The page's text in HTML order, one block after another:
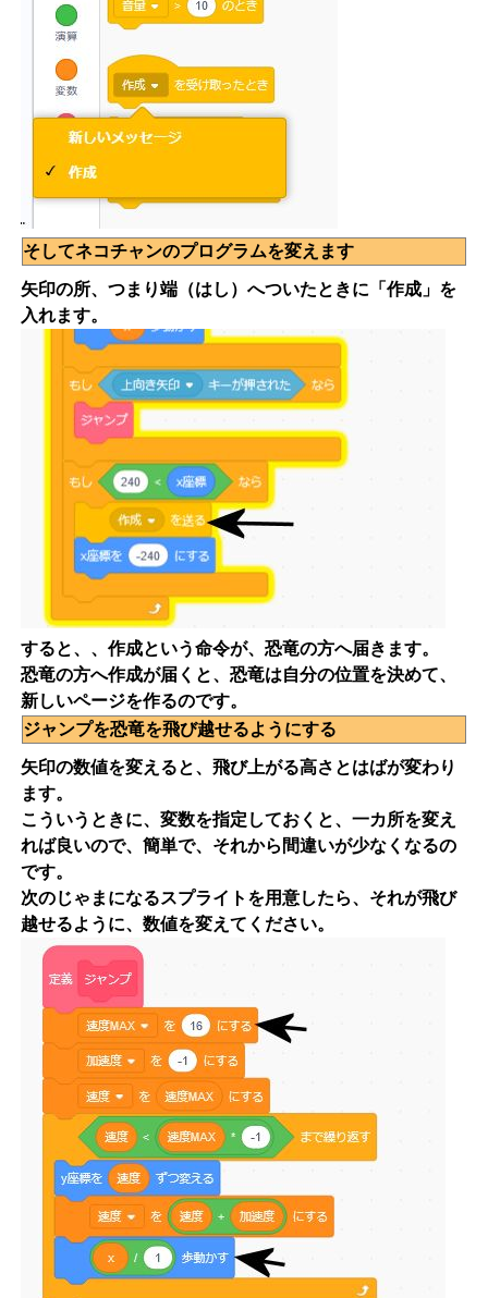
そしてネコチャンのプログラムを変えます
矢印の所、つまり端（はし）へついたときに「作成」を
入れます。
すると、、作成という命令が、恐竜の方へ届きます。
恐竜の方へ作成が届くと、恐竜は自分の位置を決めて、
新しいページを作るのです。
ジャンプを恐竜を飛び越せるようにする
矢印の数値を変えると、飛び上がる高さとはばが変わり
ます。
こういうときに、変数を指定しておくと、一カ所を変え
れば良いので、簡単で、それから間違いが少なくなるの
です。
次のじゃまになるスプライトを用意したら、それが飛び
越せるように、数値を変えてください。